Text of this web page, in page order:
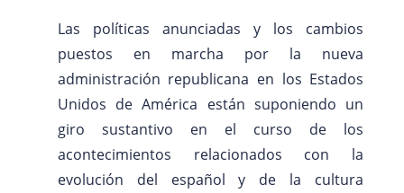
Las políticas anunciadas y los cambios
puestos en marcha por la nueva
administración republicana en los Estados
Unidos de América están suponiendo un
giro sustantivo en el curso de los
acontecimientos relacionados con la
evolución del español y de la cultura